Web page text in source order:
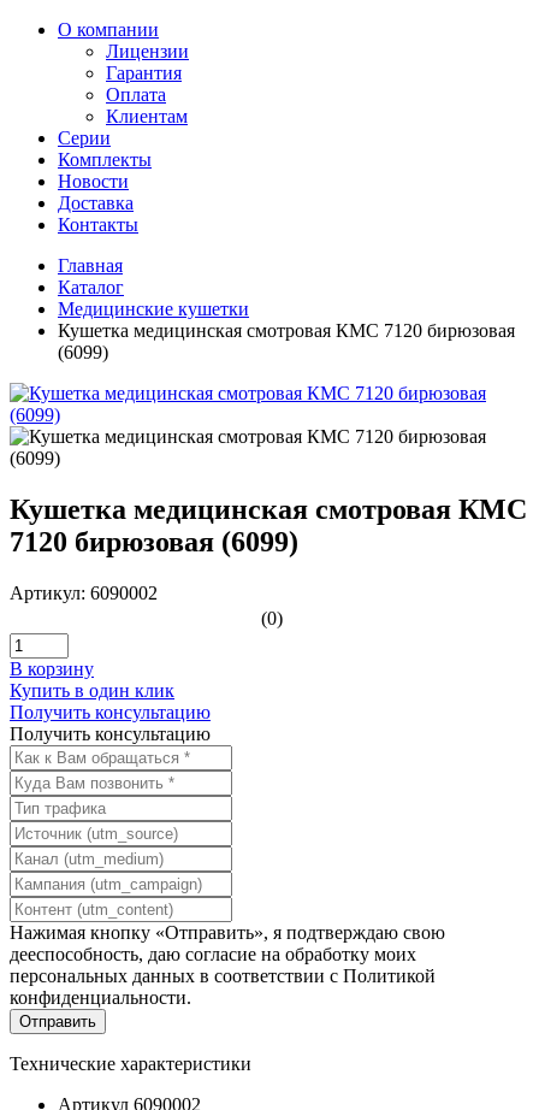
О компании
Лицензии
Гарантия
Оплата
Клиентам
Серии
Комплекты
Новости
Доставка
Контакты
Главная
Каталог
Медицинские кушетки
Кушетка медицинская смотровая КМС 7120 бирюзовая
(6099)
Кушетка медицинская смотровая КМС
7120 бирюзовая (6099)
Артикул: 6090002
(0)
В корзину
Купить в один клик
Получить консультацию
Получить консультацию
Нажимая кнопку «Отправить», я подтверждаю свою
дееспособность, даю согласие на обработку моих
персональных данных в соответствии с Политикой
конфиденциальности.
Технические характеристики
Артикул 6090002